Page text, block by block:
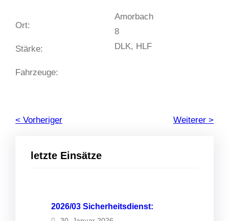
letzte Einsätze
2026/03 Sicherheitsdienst:
Ort:
Stärke:
Fahrzeuge:
Amorbach
8
DLK, HLF
< Vorheriger Weiterer >